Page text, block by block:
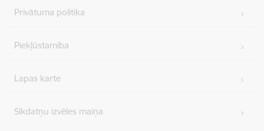
Privātuma politika
Piekļūstamība
Lapas karte
Sīkdatņu izvēles maiņa